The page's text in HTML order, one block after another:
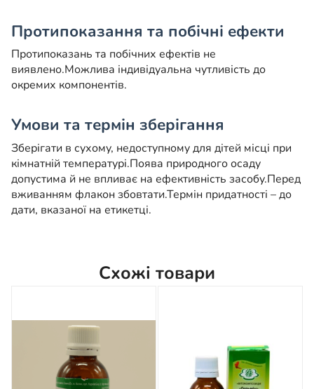
Протипоказання та побічні ефекти
Протипоказань та побічних ефектів не
виявлено.Можлива індивідуальна чутливість до
окремих компонентів.
Умови та термін зберігання
Зберігати в сухому, недоступному для дітей місці при
кімнатній температурі.Поява природного осаду
допустима й не впливає на ефективність засобу.Перед
вживанням флакон збовтати.Термін придатності – до
дати, вказаної на етикетці.
Схожі товари